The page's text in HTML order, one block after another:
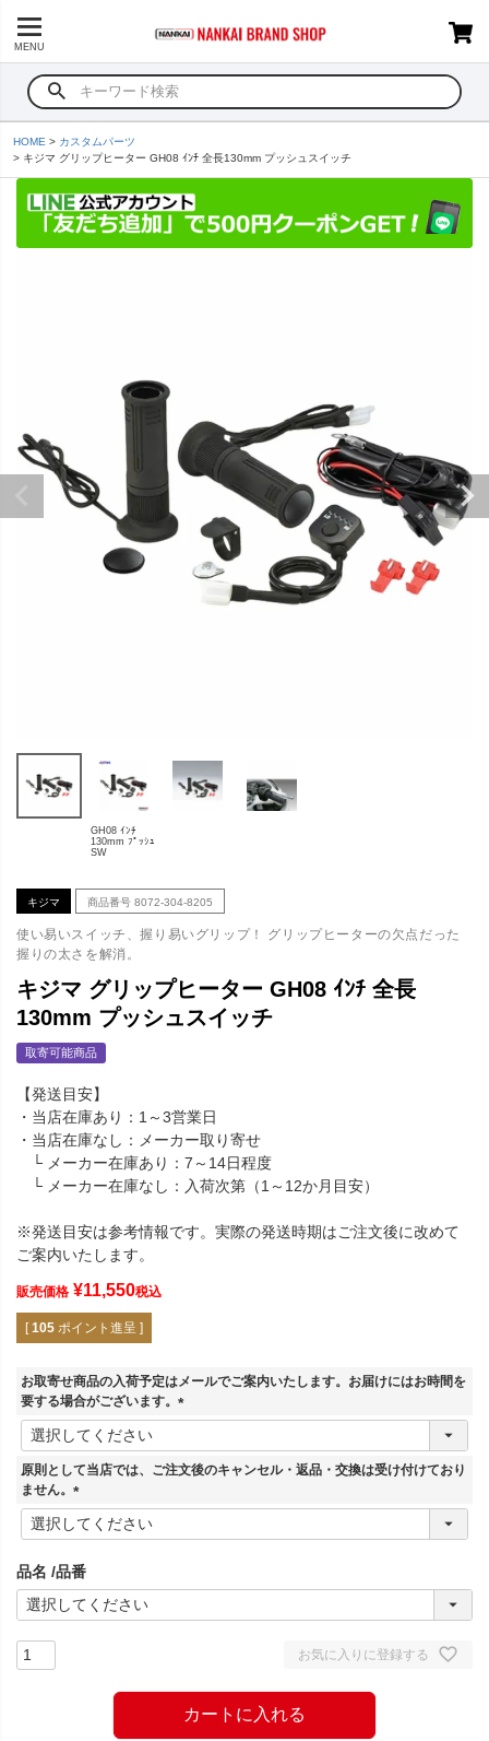
MENU
HOME
カスタムパーツ
キジマ グリップヒーター GH08 ｲﾝﾁ 全長130mm プッシュスイッチ
GH08 ｲﾝﾁ
130mm ﾌﾟｯｼｭ
SW
キジマ 商品番号 8072-304-8205
使い易いスイッチ、握り易いグリップ！ グリップヒーターの欠点だった
握りの太さを解消。
キジマ グリップヒーター GH08 ｲﾝﾁ 全長
130mm プッシュスイッチ
取寄可能商品
【発送目安】
・当店在庫あり：1～3営業日
・当店在庫なし：メーカー取り寄せ
└ メーカー在庫あり：7～14日程度
└ メーカー在庫なし：入荷次第（1～12か月目安）
※発送目安は参考情報です。実際の発送時期はご注文後に改めて
ご案内いたします。
販売価格 ¥11,550税込
[ 105 ポイント進呈 ]
お取寄せ商品の入荷予定はメールでご案内いたします。お届けにはお時間を
要する場合がございます。
(
須
原則として当店では、ご注文後のキャンセル・返品・交換は受け付けており
ません。
(
必
)
品名 品番
お気に入りに登録する
カートに入れる